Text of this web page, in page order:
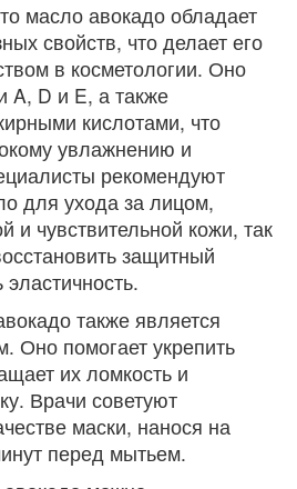
масло авокадо обладает
свойств, что делает его
в косметологии. Оно
A, D и E, а также
кислотами, что
увлажнению и
рекомендуют
для ухода за лицом,
и чувствительной кожи, так
защитный
также является
Оно помогает укрепить
их ломкость и
Врачи советуют
маски, нанося на
перед мытьем.